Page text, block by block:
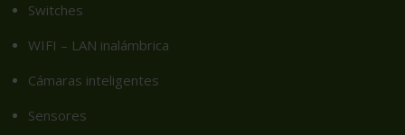
Switches
WIFI – LAN inalámbrica
Cámaras inteligentes
Sensores